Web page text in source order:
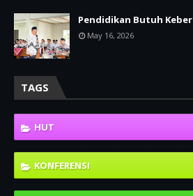
Pendidikan Butuh
May 16, 2026
TAGS
HUT
KONFERENSI